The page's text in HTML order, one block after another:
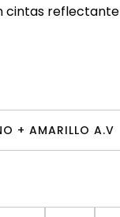
cintas
+ AMARILLO A.V